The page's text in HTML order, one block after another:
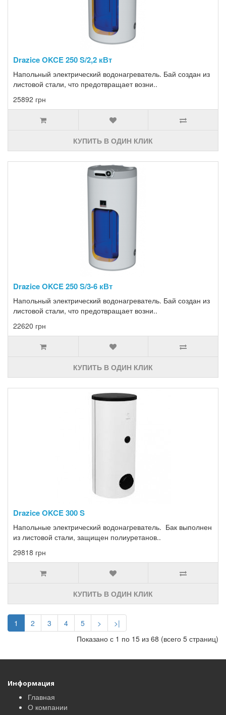
Drazice OKCE 250 S/2,2 кВт
Напольный электрический водонагреватель. Бай создан из
листовой стали, что предотвращает возни..
25892 грн
КУПИТЬ В ОДИН КЛИК
Drazice OKCE 250 S/3-6 кВт
Напольный электрический водонагреватель. Бай создан из
листовой стали, что предотвращает возни..
22620 грн
КУПИТЬ В ОДИН КЛИК
Drazice OKCE 300 S
Напольные электрический водонагреватель. Бак выполнен
из листовой стали, защищен полиуретанов..
29818 грн
КУПИТЬ В ОДИН КЛИК
1 2 3 4 5 >
>|
Показано с 1 по 15 из 68 (всего 5 страниц)
Информация
Главная
О компании